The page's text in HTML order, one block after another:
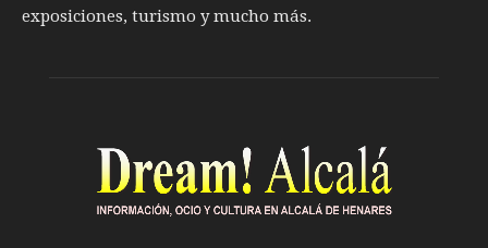
exposiciones, turismo y mucho más.